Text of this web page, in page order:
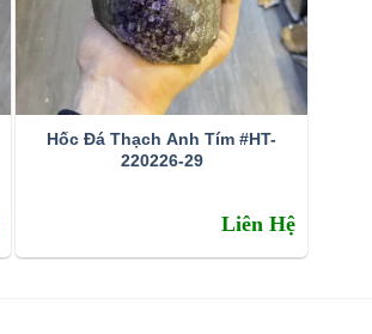
Hốc Đá Thạch Anh Tím #HT-
220226-29
Liên Hệ